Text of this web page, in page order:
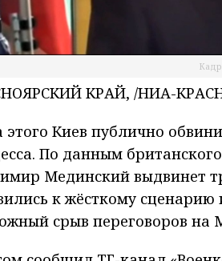
Кадр
КРАЙ, /НИА-
этого Киев публично
По данным
Мединский выдвинет
к жёсткому сценарию
срыв переговоров на